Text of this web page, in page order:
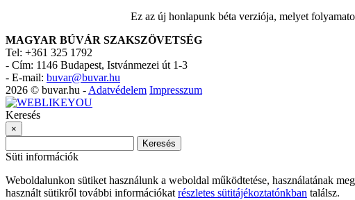
Ez az új honlapunk béta verziója, melyet
MAGYAR BÚVÁR SZAKSZÖVETSÉG
Tel: +361 325 1792
- Cím: 1146 Budapest, Istvánmezei út 1-3
- E-mail: buvar@buvar.hu
2026 © buvar.hu - Adatvédelem Impresszum
Keresés
×
Keresés
Süti információk
Weboldalunkon sütiket használunk a weboldal működtetése, használatának
használt sütikről további információkat részletes sütitájékoztatónkban találsz.